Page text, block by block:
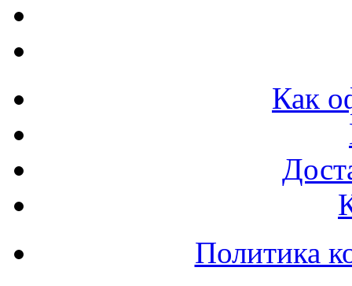
Как
Политика